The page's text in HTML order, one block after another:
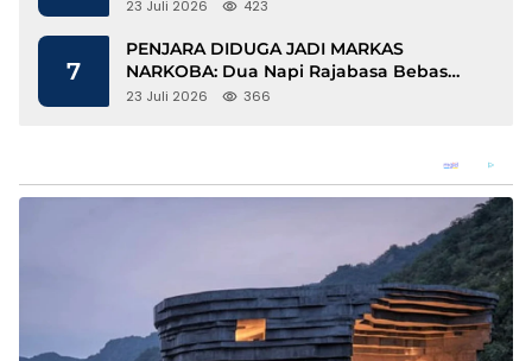
23 Juli 2026 423
7
PENJARA DIDUGA JADI MARKAS
NARKOBA: Dua Napi Rajabasa Bebas
Gunakan HP, Muncul Dugaan
23 Juli 2026 366